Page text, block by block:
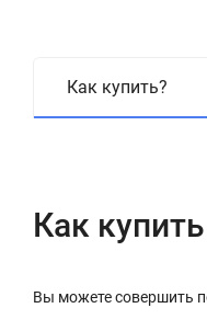
Как купить?
Как купить
Вы можете совершить